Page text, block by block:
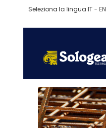
Seleziona la lingua IT- EN